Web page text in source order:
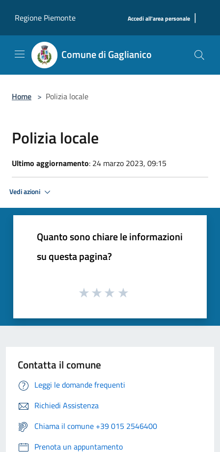
Regione Piemonte
Accedi all'area personale |
Comune di Gaglianico
Home > Polizia locale
Polizia locale
Ultimo aggiornamento: 24 marzo 2023, 09:15
Vedi azioni
Quanto sono chiare le informazioni
su questa pagina?
Contatta il comune
Leggi le domande frequenti
Richiedi Assistenza
Chiama il comune +39 015 2546400
Prenota un appuntamento